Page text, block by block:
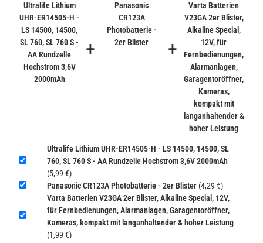
Verbatim Cool'n'Go AirJet Handventilator 4000mAh
Grau Lila
22,95 €
+
Ultralife Lithium
UHR-ER14505-H -
LS 14500, 14500,
SL 760, SL 760 S -
AA Rundzelle
Hochstrom 3,6V
2000mAh
+
Panasonic
CR123A
Photobatterie -
2er Blister
+
Varta Batterien
V23GA 2er Blister,
Alkaline Special,
12V, für
Fernbedienungen,
Alarmanlagen,
Garagentoröffner,
Kameras,
kompakt mit
langanhaltender &
hoher Leistung
Ultralife Lithium UHR-ER14505-H - LS 14500, 14500, SL
760, SL 760 S - AA Rundzelle Hochstrom 3,6V 2000mAh
(5,99 €)
Panasonic CR123A Photobatterie - 2er Blister (4,29 €)
Varta Batterien V23GA 2er Blister, Alkaline Special, 12V,
für Fernbedienungen, Alarmanlagen, Garagentoröffner,
Kameras, kompakt mit langanhaltender & hoher Leistung
(1,99 €)